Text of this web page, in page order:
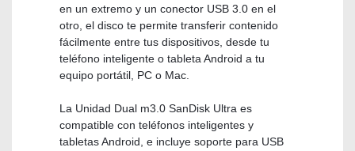
en un extremo y un conector USB 3.0 en el
otro, el disco te permite transferir contenido
fácilmente entre tus dispositivos, desde tu
teléfono inteligente o tableta Android a tu
equipo portátil, PC o Mac.
La Unidad Dual m3.0 SanDisk Ultra es
compatible con teléfonos inteligentes y
tabletas Android, e incluye soporte para USB